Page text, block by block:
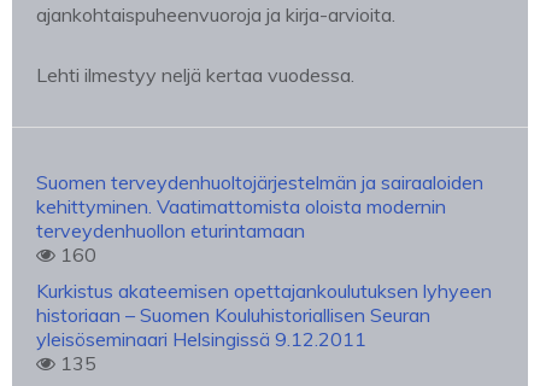
ajankohtaispuheenvuoroja ja kirja-arvioita.
Lehti ilmestyy neljä kertaa vuodessa.
Suomen terveydenhuoltojärjestelmän ja sairaaloiden
kehittyminen. Vaatimattomista oloista modernin
terveydenhuollon eturintamaan
160
Kurkistus akateemisen opettajankoulutuksen lyhyeen
historiaan – Suomen Kouluhistoriallisen Seuran
yleisöseminaari Helsingissä 9.12.2011
135